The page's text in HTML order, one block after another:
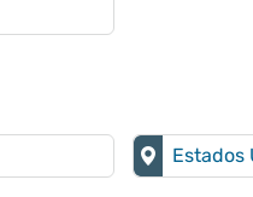
Estados